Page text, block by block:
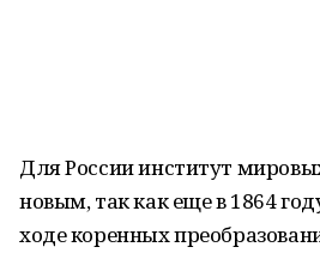
Для России институт
новым, так как еще в 1864
ходе коренных